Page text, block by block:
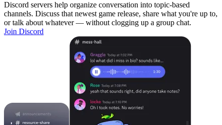
Discord servers help organize conversation into topic-based
channels. Discuss that newest game release, share what you're up to,
or talk about whatever — without clogging up a group chat.
Join Discord